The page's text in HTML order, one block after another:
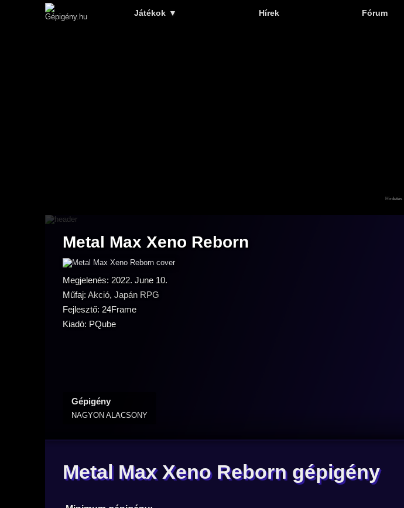
Játékok ▼ Hírek Fórum
Metal Max Xeno Reborn
Megjelenés: 2022. June 10.
Műfaj: Akció, Japán RPG
Fejlesztő: 24Frame
Kiadó: PQube
Gépigény
NAGYON ALACSONY
Metal Max Xeno Reborn gépigény